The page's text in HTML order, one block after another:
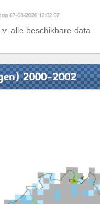
alle beschikbare data
2000-2002